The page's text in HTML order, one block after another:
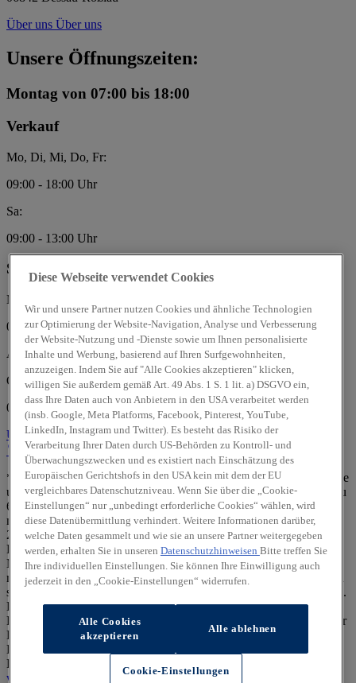
Über uns Über uns
Unsere Öffnungszeiten:
Montag von 07:00 bis 18:00
Verkauf
Mo, Di, Mi, Do, Fr:
09:00 - 18:00 Uhr
Sa:
09:00 - 13:00 Uhr
Service
Mo, Di, Mi, Do, Fr:
07:00 - 17:00 Uhr
Autohaus Meinecke GmbH
Oranienbaumer Chaussee 1a
06842 Dessau-Roßlau
Über unsÜber uns
Standort
Kontakt 0340/2303790Anrufen
Unser Team
** Die staatl. Förderung ist für rein batterieelektrische Neufahrzeuge
und bestimmte Plug-in-Hybrid-Neufahrzeuge (CO₂-Emission bis zu
60 g CO₂/km (Typgenehmigungswert) oder elektrische Reichweite
mind. 80 km) der EU-Fahrzeugklasse M1, die ab dem 1. Januar
2026 erstmals in Deutschland zugelassen werden, für
Privatpersonen möglich und setzt eine Mindesthaltedauer von 36
Monaten voraus. Berechtigung zur Förderung und Höhe derselben
richten sich nach dem zu versteuernden Haushaltsjahreseinkommen
sowie der Anzahl der im Haushalt lebenden Kinder unter 18 Jahren.
Die Förderung muss spätestens 1 Jahr nach Zulassung des
Fahrzeugs beantragt werden. Kein Rechtsanspruch. Auszahlung der
Förderung nach Qualifizierung gemäß Richtlinien und positivem
Bescheid eines von Ihnen gestellten Antrags im staatlichen Online-
Portal. Mehr Details dazu unter:
www.bundesumweltministerium.de/eauto-förderung
Diese Webseite verwendet Cookies
Wir und unsere Partner nutzen Cookies und ähnliche Technologien
zur Optimierung der Website-Navigation, Analyse und Verbesserung
der Website-Nutzung und -Dienste sowie um Ihnen personalisierte
Inhalte und Werbung, basierend auf Ihren Surfgewohnheiten,
anzuzeigen. Indem Sie auf "Alle Cookies akzeptieren" klicken,
willigen Sie außerdem gemäß Art. 49 Abs. 1 S. 1 lit. a) DSGVO ein,
dass Ihre Daten auch von Anbietern in den USA verarbeitet werden
(insb. Google, Meta Platforms, Facebook, Pinterest, YouTube,
LinkedIn, Instagram und Twitter). Es besteht das Risiko der
Verarbeitung Ihrer Daten durch US-Behörden zu Kontroll- und
Überwachungszwecken und es existiert nach Einschätzung des
Europäischen Gerichtshofs in den USA kein mit dem der EU
vergleichbares Datenschutzniveau. Wenn Sie über die „Cookie-
Einstellungen“ nur „unbedingt erforderliche Cookies“ wählen, wird
diese Datenübermittlung verhindert. Weitere Informationen darüber,
welche Daten gesammelt und wie sie an unsere Partner weitergegeben
werden, erhalten Sie in unseren Datenschutzhinweisen Bitte treffen Sie
Ihre individuellen Einstellungen. Sie können Ihre Einwilligung auch
jederzeit in den „Cookie-Einstellungen“ widerrufen.
Alle Cookies
akzeptieren
Alle ablehnen
Cookie-Einstellungen